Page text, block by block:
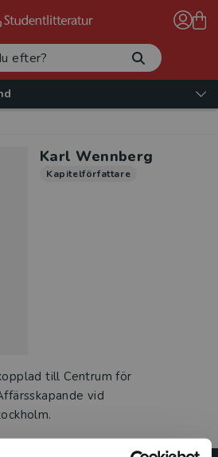
Karl Wennberg
Kapitelförfattare
till Centrum för
vid